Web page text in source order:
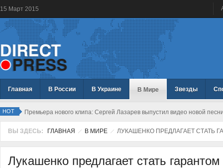
15 Март 2015
Главная В России В Украине В Мире Звезды
HOT Премьера нового клипа: Сергей Лазарев выпустил видео новой
ВЫ ЗДЕСЬ: ГЛАВНАЯ В МИРЕ ЛУКАШЕНКО ПРЕДЛАГАЕТ СТАТЬ
Лукашенко предлагает стать гарантом